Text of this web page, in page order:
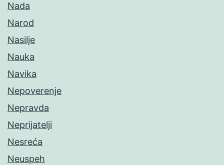
Nada
Narod
Nasilje
Nauka
Navika
Nepoverenje
Nepravda
Neprijatelji
Nesreća
Neuspeh